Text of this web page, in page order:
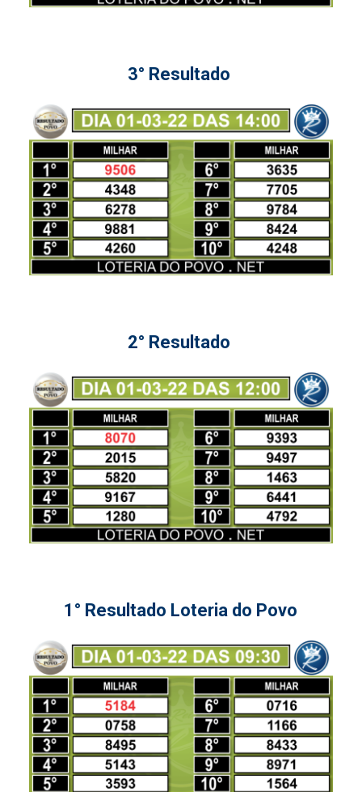
3° Resultado
2° Resultado
1° Resultado Loteria do Povo